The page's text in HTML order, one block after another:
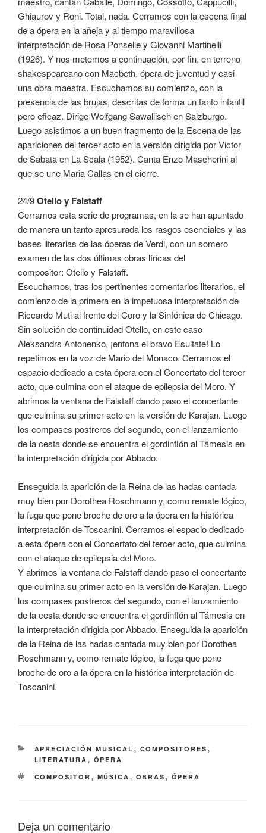
Ghiaurov y Roni. Total, nada. Cerramos con la escena final
de a ópera en la añeja y al tiempo maravillosa
interpretación de Rosa Ponselle y Giovanni Martinelli
(1926). Y nos metemos a continuación, por fin, en terreno
shakespeareano con Macbeth, ópera de juventud y casi
una obra maestra. Escuchamos su comienzo, con la
presencia de las brujas, descritas de forma un tanto infantil
pero eficaz. Dirige Wolfgang Sawallisch en Salzburgo.
Luego asistimos a un buen fragmento de la Escena de las
apariciones del tercer acto en la versión dirigida por Victor
de Sabata en La Scala (1952). Canta Enzo Mascherini al
que se une Maria Callas en el cierre.
24/9Otello y Falstaff
Cerramos esta serie de programas, en la se han apuntado
de manera un tanto apresurada los rasgos esenciales y las
bases literarias de las óperas de Verdi, con un somero
examen de las dos últimas obras líricas del
compositor: Otello y Falstaff.
Escuchamos, tras los pertinentes comentarios literarios, el
comienzo de la primera en la impetuosa interpretación de
Riccardo Muti al frente del Coro y la Sinfónica de Chicago.
Sin solución de continuidad Otello, en este caso
Aleksandrs Antonenko, ¡entona el bravo Esultate! Lo
repetimos en la voz de Mario del Monaco. Cerramos el
espacio dedicado a esta ópera con el Concertato del tercer
acto, que culmina con el ataque de epilepsia del Moro. Y
abrimos la ventana de Falstaff dando paso el concertante
que culmina su primer acto en la versión de Karajan. Luego
los compases postreros del segundo, con el lanzamiento
de la cesta donde se encuentra el gordinflón al Támesis en
la interpretación dirigida por Abbado.
Enseguida la aparición de la Reina de las hadas cantada
muy bien por Dorothea Roschmann y, como remate lógico,
la fuga que pone broche de oro a la ópera en la histórica
interpretación de Toscanini. Cerramos el espacio dedicado
a esta ópera con el Concertato del tercer acto, que culmina
con el ataque de epilepsia del Moro.
Y abrimos la ventana de Falstaff dando paso el concertante
que culmina su primer acto en la versión de Karajan. Luego
los compases postreros del segundo, con el lanzamiento
de la cesta donde se encuentra el gordinflón al Támesis en
la interpretación dirigida por Abbado. Enseguida la aparición
de la Reina de las hadas cantada muy bien por Dorothea
Roschmann y, como remate lógico, la fuga que pone
broche de oro a la ópera en la histórica interpretación de
Toscanini.
CATEGORÍAS
APRECIACIÓN MUSICAL , COMPOSITORES ,
LITERATURA , ÓPERA
ETIQUETAS
COMPOSITOR , MÚSICA , OBRAS , ÓPERA
Deja un comentario